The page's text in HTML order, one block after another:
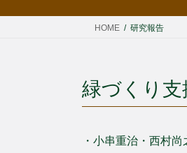
HOME 研究報告
緑づくり支
・小串重治・西村